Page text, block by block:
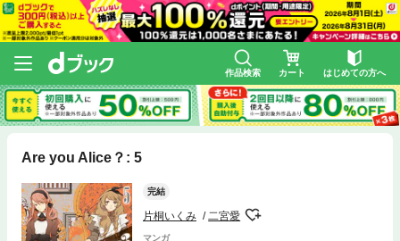
作品検索 カート はじめての方へ
Are you Alice？: 5
完結
片桐いくみ 二宮愛
マンガ